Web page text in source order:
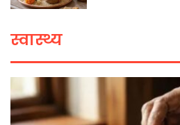
स्वास्थ्य